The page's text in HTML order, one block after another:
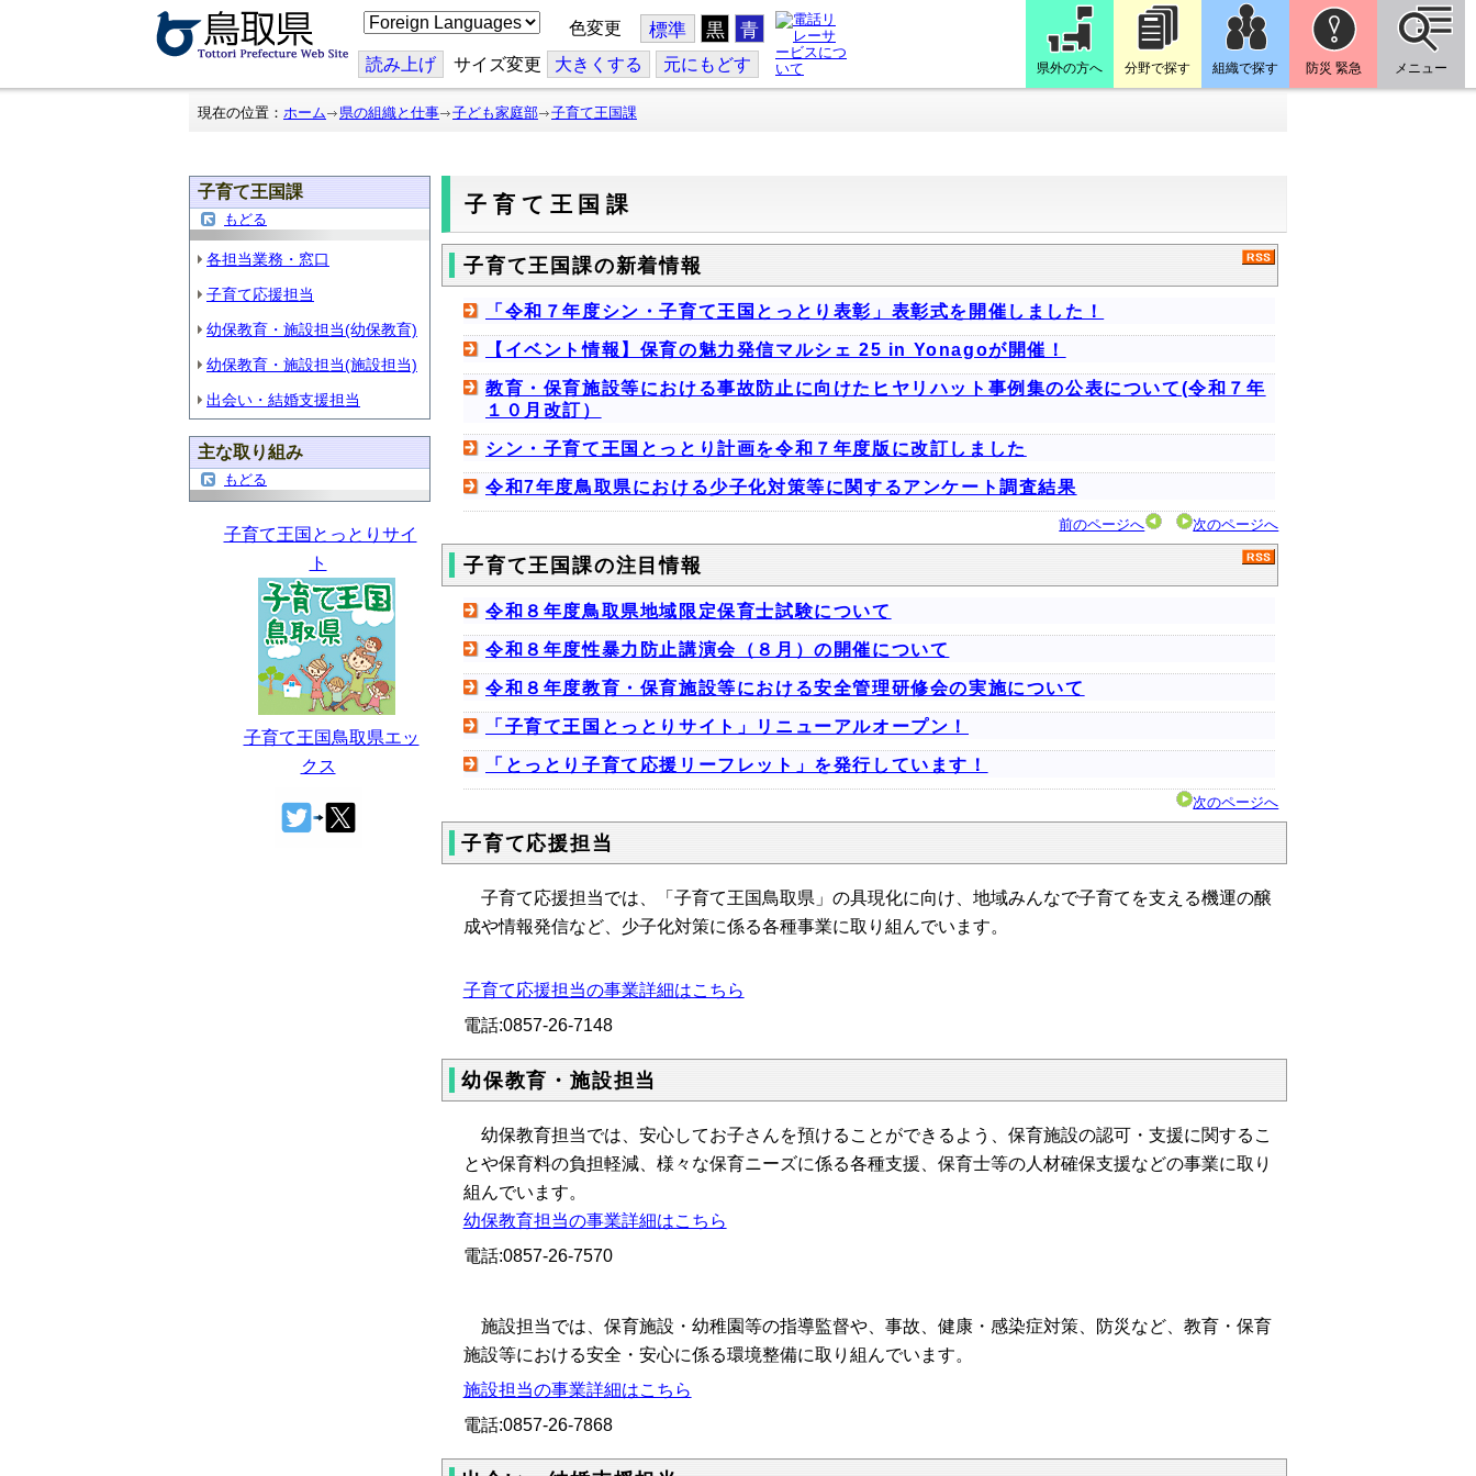
こ
の
ジ
を
翻
色変更 標準 黒 青
読み上げ サイズ変更 大きくする 元にもどす 県外の方へ 分野で探す 組織で探す 防災 緊急 メニュー
現在の位置： ホーム 県の組織と仕事 子ども家庭部 子育て王国課
子育て王国課
もどる
各担当業務・窓口
子育て応援担当
幼保教育・施設担当(幼保教育)
幼保教育・施設担当(施設担当)
出会い・結婚支援担当
主な取り組み
もどる
子育て王国とっとりサイ
ト
子育て王国鳥取県エッ
クス
子育て王国課
子育て王国課の新着情報
「令和７年度シン・子育て王国とっとり表彰」表彰式を開催しました！
【イベント情報】保育の魅力発信マルシェ 25 in Yonagoが開催！
教育・保育施設等における事故防止に向けたヒヤリハット事例集の公表について(令和７年
１０月改訂）
シン・子育て王国とっとり計画を令和７年度版に改訂しました
令和7年度鳥取県における少子化対策等に関するアンケート調査結果
前のページへ 次のページへ
子育て王国課の注目情報
令和８年度鳥取県地域限定保育士試験について
令和８年度性暴力防止講演会（８月）の開催について
令和８年度教育・保育施設等における安全管理研修会の実施について
「子育て王国とっとりサイト」リニューアルオープン！
「とっとり子育て応援リーフレット」を発行しています！
次のページへ
子育て応援担当
子育て応援担当では、「子育て王国鳥取県」の具現化に向け、地域みんなで子育てを支える機運の醸
成や情報発信など、少子化対策に係る各種事業に取り組んでいます。
子育て応援担当の事業詳細はこちら
電話:0857-26-7148
幼保教育・施設担当
幼保教育担当では、安心してお子さんを預けることができるよう、保育施設の認可・支援に関するこ
とや保育料の負担軽減、様々な保育ニーズに係る各種支援、保育士等の人材確保支援などの事業に取り
組んでいます。
幼保教育担当の事業詳細はこちら
電話:0857-26-7570
施設担当では、保育施設・幼稚園等の指導監督や、事故、健康・感染症対策、防災など、教育・保育
施設等における安全・安心に係る環境整備に取り組んでいます。
施設担当の事業詳細はこちら
電話:0857-26-7868